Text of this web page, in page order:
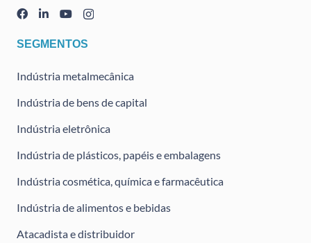
SEGMENTOS
Indústria metalmecânica
Indústria de bens de capital
Indústria eletrônica
Indústria de plásticos, papéis e embalagens
Indústria cosmética, química e farmacêutica
Indústria de alimentos e bebidas
Atacadista e distribuidor